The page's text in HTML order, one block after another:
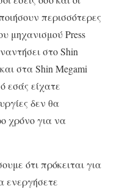
περισσότερες
μηχανισμού Press
στο Shin
στα Shin Megami
εσάς είχατε
δεν θα
χρόνο για να
ότι πρόκειται για
ενεργήσετε